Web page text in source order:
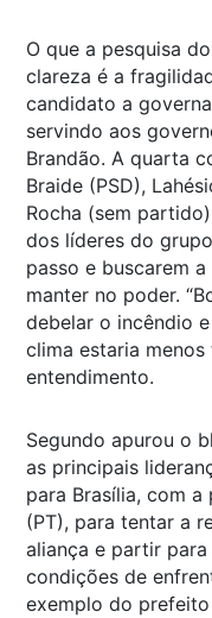
O que a pesquisa
clareza é a
candidato a
servindo aos
Brandão. A quarta
Braide (PSD),
Rocha (sem
dos líderes do
passo e buscarem
manter no poder.
debelar o incêndio
clima estaria
entendimento.
Segundo apurou o
as principais
para Brasília, com a
(PT), para tentar a
aliança e partir
condições de
exemplo do